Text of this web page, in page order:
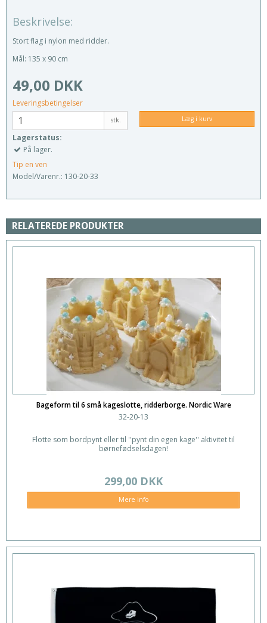
Beskrivelse:
Stort flag i nylon med ridder.
Mål: 135 x 90 cm
49,00 DKK
Leveringsbetingelser
stk. Læg i kurv
Lagerstatus:
På lager.
Tip en ven
Model/Varenr.: 130-20-33
RELATEREDE PRODUKTER
Bageform til 6 små kageslotte, ridderborge. Nordic Ware
32-20-13
Flotte som bordpynt eller til ''pynt din egen kage'' aktivitet til
børnefødselsdagen!
299,00 DKK
Mere info